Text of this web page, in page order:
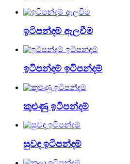
ඉටිපන්දම් ඇලවීම
ඉටිපන්දම් ඉටිපන්දම්
කුළුණු ඉටිපන්දම්
සුවඳ ඉටිපන්දම්